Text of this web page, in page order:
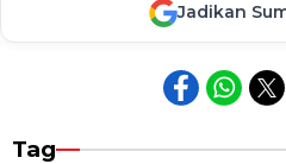
Jadikan
Tag